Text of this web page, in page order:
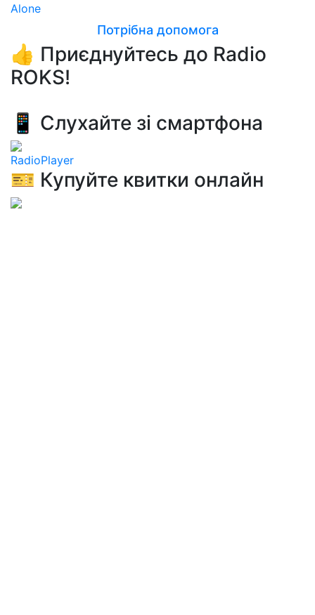
Alone
Потрібна допомога
👍 Приєднуйтесь до Radio
ROKS!
📱 Слухайте зі смартфона
RadioPlayer
🎫 Купуйте квитки онлайн